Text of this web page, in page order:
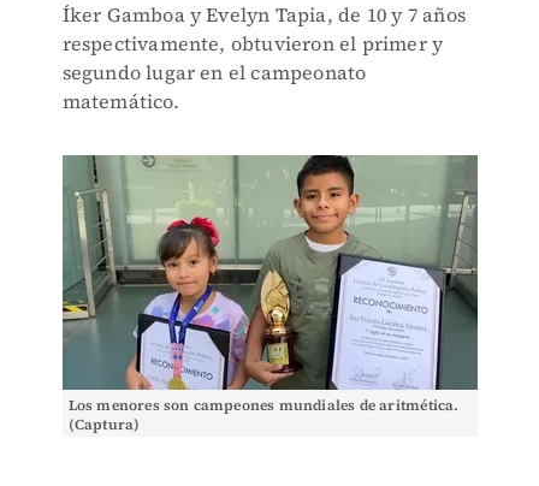
Íker Gamboa y Evelyn Tapia, de 10 y 7 años
respectivamente, obtuvieron el primer y
segundo lugar en el campeonato
matemático.
Los menores son campeones mundiales de aritmética.
(Captura)